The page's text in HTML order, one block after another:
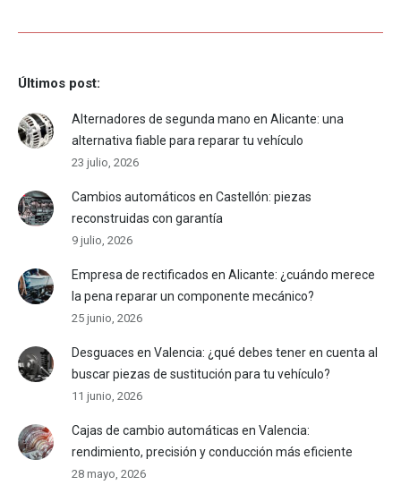
Últimos post:
Alternadores de segunda mano en Alicante: una
alternativa fiable para reparar tu vehículo
23 julio, 2026
Cambios automáticos en Castellón: piezas
reconstruidas con garantía
9 julio, 2026
Empresa de rectificados en Alicante: ¿cuándo merece
la pena reparar un componente mecánico?
25 junio, 2026
Desguaces en Valencia: ¿qué debes tener en cuenta al
buscar piezas de sustitución para tu vehículo?
11 junio, 2026
Cajas de cambio automáticas en Valencia:
rendimiento, precisión y conducción más eficiente
28 mayo, 2026